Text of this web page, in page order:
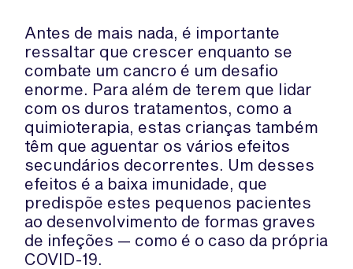
Antes de mais nada, é importante
ressaltar que crescer enquanto se
combate um cancro é um desafio
enorme. Para além de terem que lidar
com os duros tratamentos, como a
quimioterapia, estas crianças também
têm que aguentar os vários efeitos
secundários decorrentes. Um desses
efeitos é a baixa imunidade, que
predispõe estes pequenos pacientes
ao desenvolvimento de formas graves
de infeções — como é o caso da própria
COVID-19.